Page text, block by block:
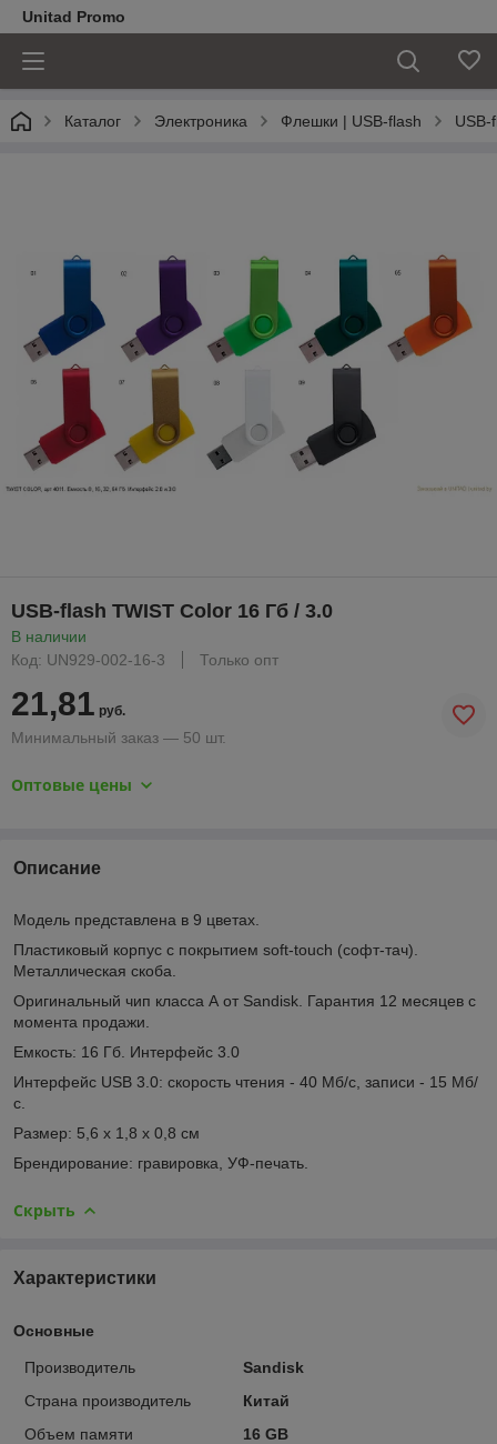
Unitad Promo
Каталог Электроника Флешки | USB-flash USB-
USB-flash TWIST Color 16 Гб / 3.0
В наличии
Код: UN929-002-16-3
Только опт
21,81 руб.
Минимальный заказ — 50 шт.
Оптовые цены
Описание
Модель представлена в 9 цветах.
Пластиковый корпус с покрытием soft-touch (софт-тач).
Металлическая скоба.
Оригинальный чип класса А от Sandisk. Гарантия 12 месяцев с
момента продажи.
Емкость: 16 Гб. Интерфейс 3.0
Интерфейс USB 3.0: скорость чтения - 40 Мб/с, записи - 15 Мб/
с.
Размер: 5,6 x 1,8 x 0,8 см
Брендирование: гравировка, УФ-печать.
Скрыть
Характеристики
Основные
Производитель
Sandisk
Страна производитель
Китай
Объем памяти
16 GB